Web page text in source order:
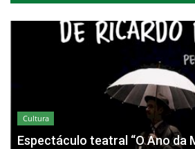
Cultura
Espectáculo teatral “O Ano da